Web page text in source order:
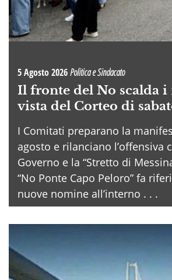
5 Agosto 2026Politica e Sindacato
Il fronte del No scalda
vista del Corteo di
I Comitati preparano la
agosto e rilanciano l’offensiva
Governo e la “Stretto di
“No Ponte Capo Peloro” fa
nuove nomine all’interno . . .